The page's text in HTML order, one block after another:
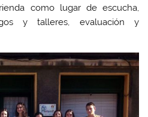
como lugar de escucha,
y talleres, evaluación y